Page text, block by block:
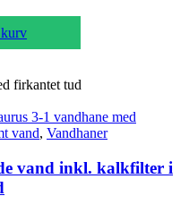
3-1 vandhane med
vand, Vandhaner
vand inkl. kalkfilter i